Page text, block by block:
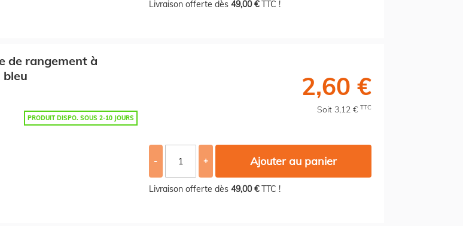
Livraison offerte dès 49,00 €TTC !
de rangement à
bleu
PRODUIT DISPO. SOUS 2-10 JOURS
2,60 €
Soit 3,12 € TTC
- + Ajouter au panier
Livraison offerte dès 49,00 €TTC !